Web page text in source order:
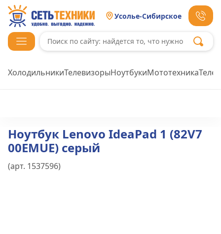
Усолье-Сибирское
ХолодильникиТелевизорыНоутбукиМототехника
Ноутбук Lenovo IdeaPad 1 (82V7
00EMUE) серый
(арт. 1537596)